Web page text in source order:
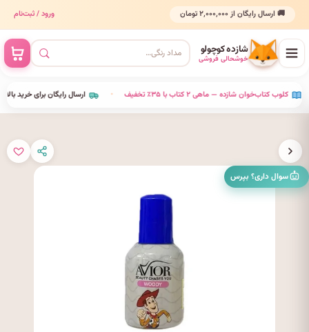
🚚 ارسال رایگان از ۲٬۰۰۰٬۰۰۰ تومان ورود / ثبت‌نام
شازده کوچولو
خوشحالی فروشی
ارسال رایگان برای خرید بالای • کلوب کتاب‌خوان شازده — ماهی ۲ کتاب با ۳۵٪ تخفیف •
سوال داری؟ بپرس